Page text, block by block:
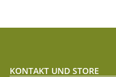
KONTAKT UND STORE